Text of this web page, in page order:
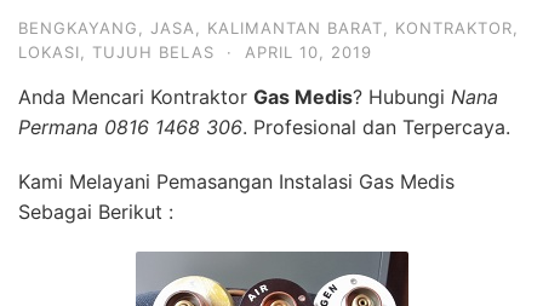
BENGKAYANG JASA KALIMANTAN BARAT KONTRAKTOR
LOKASI
TUJUH BELAS · APRIL 10, 2019
Anda Mencari Kontraktor Gas Medis? Hubungi Nana
Permana 0816 1468 306. Profesional dan Terpercaya.
Kami Melayani Pemasangan Instalasi Gas Medis
Sebagai Berikut :